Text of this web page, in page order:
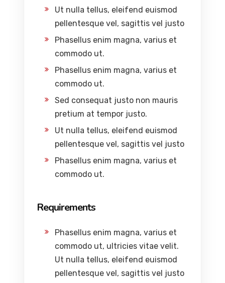
Ut nulla tellus, eleifend euismod
pellentesque vel, sagittis vel justo
Phasellus enim magna, varius et
commodo ut.
Phasellus enim magna, varius et
commodo ut.
Sed consequat justo non mauris
pretium at tempor justo.
Ut nulla tellus, eleifend euismod
pellentesque vel, sagittis vel justo
Phasellus enim magna, varius et
commodo ut.
Requirements
Phasellus enim magna, varius et
commodo ut, ultricies vitae velit.
Ut nulla tellus, eleifend euismod
pellentesque vel, sagittis vel justo